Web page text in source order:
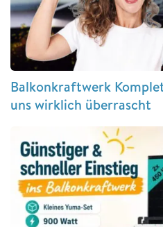
Balkonkraftwerk
uns wirklich überrascht